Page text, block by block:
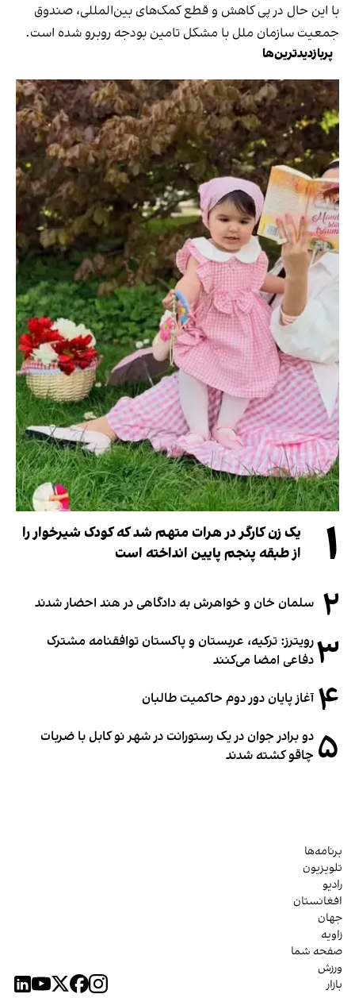
با این حال در پی کاهش و قطع کمک‌های بین‌المللی، صندوق
جمعیت سازمان ملل با مشکل تامین بودجه روبرو شده است.
پربازدیدترین‌ها
۱
یک زن کارگر در هرات متهم شد که کودک شیرخوار را
از طبقه پنجم پایین انداخته است
۲ سلمان خان و خواهرش به دادگاهی در هند احضار شدند
۳رویترز: ترکیه، عربستان و پاکستان توافقنامه مشترک
دفاعی امضا می‌کنند
۴ آغاز پایان دور دوم حاکمیت طالبان
۵ دو برادر جوان در یک رستورانت در شهر نو کابل با ضربات
چاقو کشته شدند
برنامه‌ها
تلویزیون
رادیو
افغانستان
جهان
زاویه
صفحه شما
ورزش
بازار